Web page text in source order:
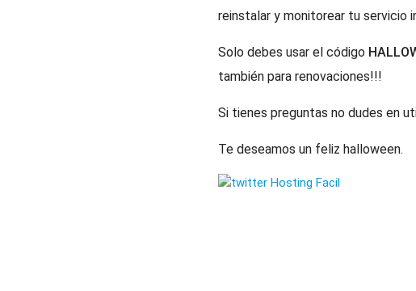
reinstalar y monitorear tu servicio
Solo debes usar el código
también para renovaciones!!!
Si tienes preguntas no dudes en
Te deseamos un feliz halloween.